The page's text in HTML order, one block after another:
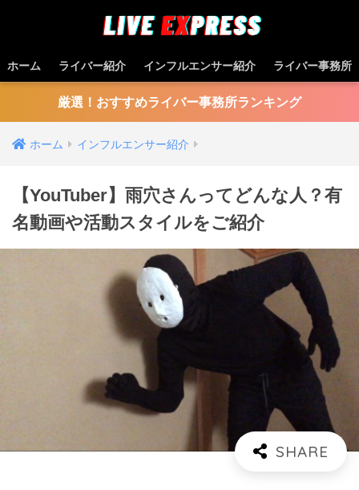
ホーム ライバー紹介 インフルエンサー紹介 ライバー事務所
厳選！おすすめライバー事務所ランキング
ホーム インフルエンサー紹介
【YouTuber】雨穴さんってどんな⼈？有
名動画や活動スタイルをご紹介